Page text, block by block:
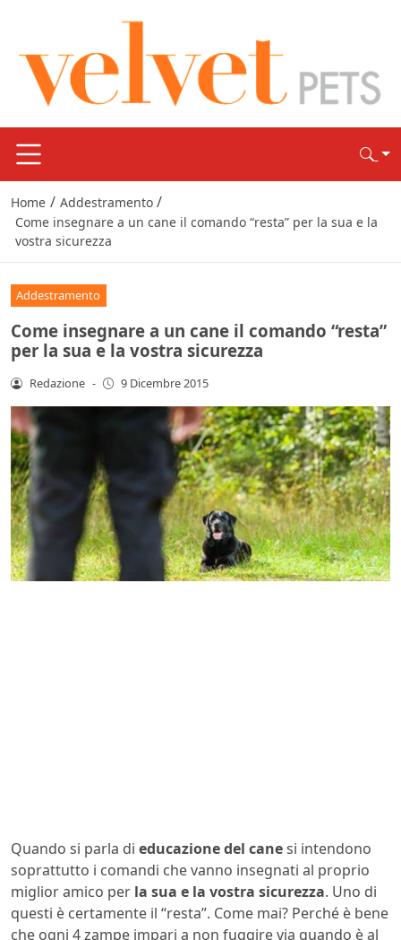
Home / Addestramento /
Come insegnare a un cane il comando “resta” per la sua e la
vostra sicurezza
Addestramento
Come insegnare a un cane il comando “resta”
per la sua e la vostra sicurezza
Redazione - 9 Dicembre 2015
Quando si parla di educazione del canesi intendono
soprattutto i comandi che vanno insegnati al proprio
miglior amico per la sua e la vostra sicurezza. Uno di
questi è certamente il “resta”. Come mai? Perché è bene
che ogni 4 zampe impari a non fuggire via quando è al